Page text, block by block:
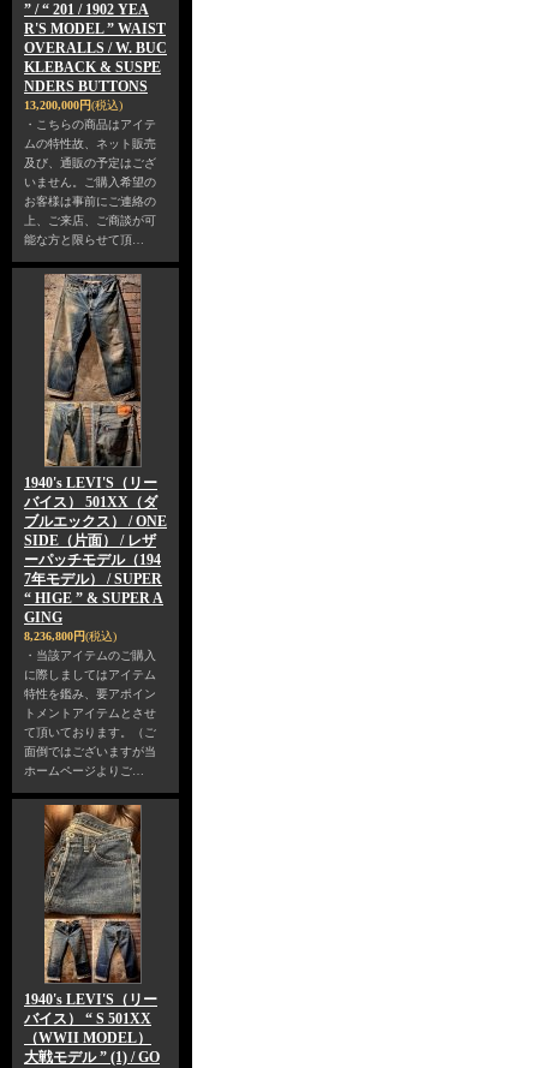
” / “ 201 / 1902 YEA
R'S MODEL ” WAIST
OVERALLS / W. BUC
KLEBACK & SUSPE
NDERS BUTTONS
13,200,000円(税込)
・こちらの商品はアイテ
ムの特性故、ネット販売
及び、通販の予定はござ
いません。ご購入希望の
お客様は事前にご連絡の
上、ご来店、ご商談が可
能な方と限らせて頂…
1940's LEVI'S（リー
バイス） 501XX（ダ
ブルエックス） / ONE
SIDE（片面） / レザ
ーパッチモデル（194
7年モデル） / SUPER
“ HIGE ” & SUPER A
GING
8,236,800円(税込)
・当該アイテムのご購入
に際しましてはアイテム
特性を鑑み、要アポイン
トメントアイテムとさせ
て頂いております。（ご
面倒ではございますが当
ホームページよりご…
1940's LEVI'S（リー
バイス） “ S 501XX
（WWII MODEL）
大戦モデル ” (1) / GO